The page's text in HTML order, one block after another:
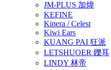
JM-PLUS 加煒
KEFINE
Kinera / Celest
Kiwi Ears
KUANG PAI 狂派
LETSHUOER 鑠耳
LINDY 林帝